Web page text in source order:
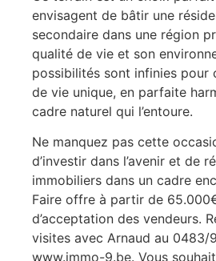
envisagent de bâtir une
secondaire dans une région
qualité de vie et son
possibilités sont infinies pour
de vie unique, en parfaite
cadre naturel qui l’entoure.
Ne manquez pas cette
d’investir dans l’avenir et de
immobiliers dans un cadre
Faire offre à partir de
d’acceptation des vendeurs.
visites avec Arnaud au 0483/
www.immo-9.be. Vous